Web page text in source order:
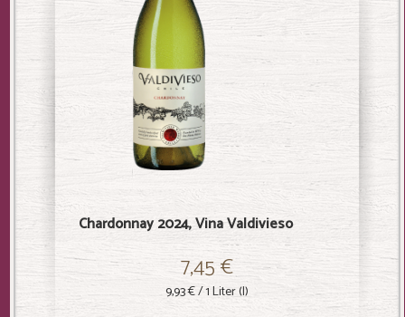
Chardonnay 2024, Vina Valdivieso
7,45 €
9,93 €/ 1 Liter (l)